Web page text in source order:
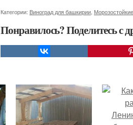
Категории: Виноград для башкирии
Понравилось? Поделитесь с